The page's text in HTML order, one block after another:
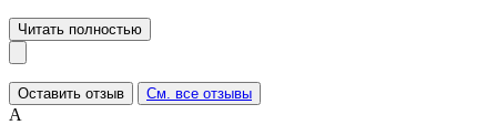
Читать полностью
Оставить отзыв См. все отзывы
А